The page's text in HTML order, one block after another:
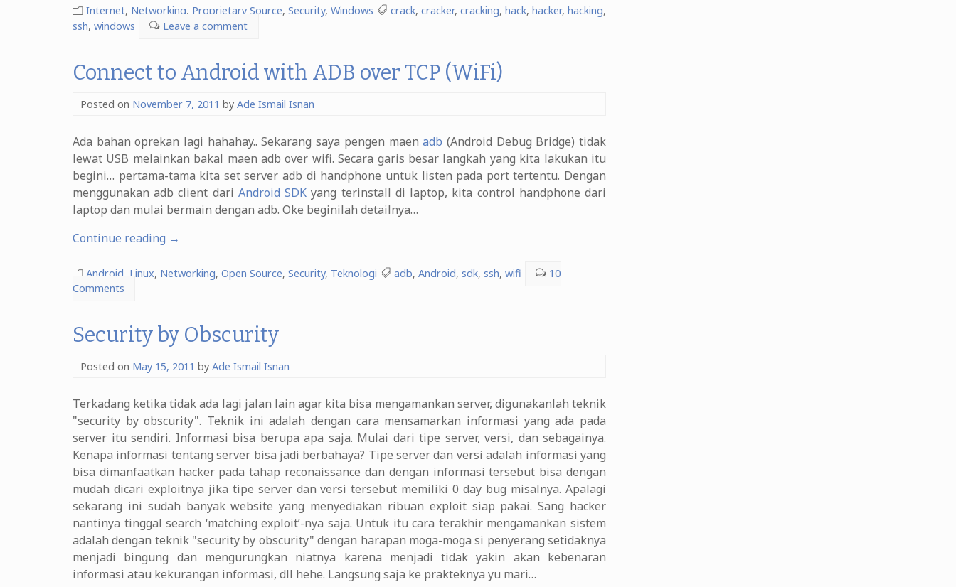
Authentication
Bypass
Internet, Networking, Proprietary Source, Security, Windows crack, cracker, cracking, hack, hacker, hacking,
ssh, windows Leave a comment
Connect to Android with ADB over TCP (WiFi)
Posted on November 7, 2011 by Ade Ismail Isnan
Ada bahan oprekan lagi hahahay.. Sekarang saya pengen maenadb (Android Debug Bridge) tidak
lewat USB melainkan bakal maen adb over wifi. Secara garis besar langkah yang kita lakukan itu
begini… pertama-tama kita set server adb di handphone untuk listen pada port tertentu. Dengan
menggunakan adb client dari Android SDK yang terinstall di laptop, kita control handphone dari
laptop dan mulai bermain dengan adb. Oke beginilah detailnya…
Continue reading “Connect
Android
TCP
→
Android Linux, Networking, Open Source, Security, Teknologi adb, Android, sdk, ssh, wifi
10
Comments
Security by Obscurity
Posted on May 15, 2011 by Ade Ismail Isnan
Terkadang ketika tidak ada lagi jalan lain agar kita bisa mengamankan server, digunakanlah teknik
"security by obscurity". Teknik ini adalah dengan cara mensamarkan informasi yang ada pada
server itu sendiri. Informasi bisa berupa apa saja. Mulai dari tipe server, versi, dan sebagainya.
Kenapa informasi tentang server bisa jadi berbahaya? Tipe server dan versi adalah informasi yang
bisa dimanfaatkan hacker pada tahap reconaissance dan dengan informasi tersebut bisa dengan
mudah dicari exploitnya jika tipe server dan versi tersebut memiliki 0 day bug misalnya. Apalagi
sekarang ini sudah banyak website yang menyediakan ribuan exploit siap pakai. Sang hacker
nantinya tinggal search ‘matching exploit’-nya saja. Untuk itu cara terakhir mengamankan sistem
adalah dengan teknik "security by obscurity" dengan harapan moga-moga si penyerang setidaknya
menjadi bingung dan mengurungkan niatnya karena menjadi tidak yakin akan kebenaran
informasi atau kekurangan informasi, dll hehe. Langsung saja ke prakteknya yu mari…